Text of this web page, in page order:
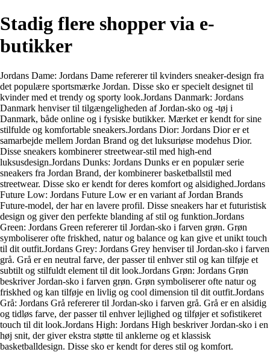
Stadig flere shopper via e-
butikker
Jordans Dame: Jordans Dame refererer til kvinders sneaker-design fra
det populære sportsmærke Jordan. Disse sko er specielt designet til
kvinder med et trendy og sporty look.Jordans Danmark: Jordans
Danmark henviser til tilgængeligheden af Jordan-sko og -tøj i
Danmark, både online og i fysiske butikker. Mærket er kendt for sine
stilfulde og komfortable sneakers.Jordans Dior: Jordans Dior er et
samarbejde mellem Jordan Brand og det luksuriøse modehus Dior.
Disse sneakers kombinerer streetwear-stil med high-end
luksusdesign.Jordans Dunks: Jordans Dunks er en populær serie
sneakers fra Jordan Brand, der kombinerer basketballstil med
streetwear. Disse sko er kendt for deres komfort og alsidighed.Jordans
Future Low: Jordans Future Low er en variant af Jordan Brands
Future-model, der har en lavere profil. Disse sneakers har et futuristisk
design og giver den perfekte blanding af stil og funktion.Jordans
Green: Jordans Green refererer til Jordan-sko i farven grøn. Grøn
symboliserer ofte friskhed, natur og balance og kan give et unikt touch
til dit outfit.Jordans Grey: Jordans Grey henviser til Jordan-sko i farven
grå. Grå er en neutral farve, der passer til enhver stil og kan tilføje et
subtilt og stilfuldt element til dit look.Jordans Grøn: Jordans Grøn
beskriver Jordan-sko i farven grøn. Grøn symboliserer ofte natur og
friskhed og kan tilføje en livlig og cool dimension til dit outfit.Jordans
Grå: Jordans Grå refererer til Jordan-sko i farven grå. Grå er en alsidig
og tidløs farve, der passer til enhver lejlighed og tilføjer et sofistikeret
touch til dit look.Jordans High: Jordans High beskriver Jordan-sko i en
høj snit, der giver ekstra støtte til anklerne og et klassisk
basketballdesign. Disse sko er kendt for deres stil og komfort.